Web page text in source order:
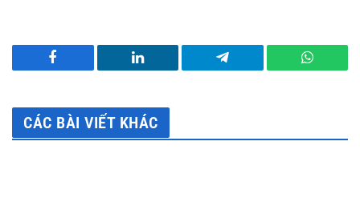
Facebook LinkedIn Telegram
CÁC BÀI VIẾT KHÁC